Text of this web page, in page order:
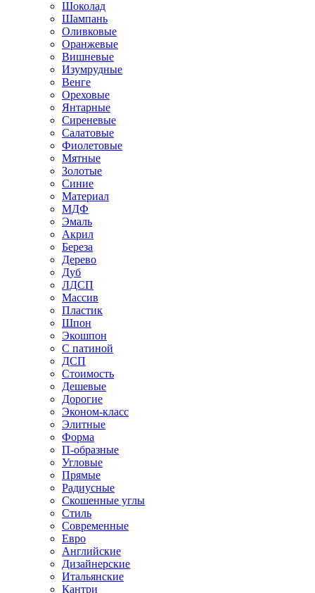
Шоколад
Шампань
Оливковые
Оранжевые
Вишневые
Изумрудные
Венге
Ореховые
Янтарные
Сиреневые
Салатовые
Фиолетовые
Мятные
Золотые
Синие
Материал
МДФ
Эмаль
Акрил
Береза
Дерево
Дуб
ЛДСП
Массив
Пластик
Шпон
Экошпон
С патиной
ДСП
Стоимость
Дешевые
Дорогие
Эконом-класс
Элитные
Форма
П-образные
Угловые
Прямые
Радиусные
Скошенные углы
Стиль
Современные
Евро
Английские
Дизайнерские
Итальянские
Кантри